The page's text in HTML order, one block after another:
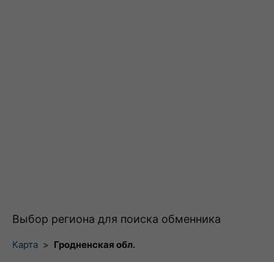
Выбор региона для поиска обменника
Карта > Гродненская обл.